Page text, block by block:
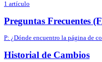
1 artículo
Preguntas Frecuentes
P: ¿Dónde encuentro la página de
Historial de Cambios